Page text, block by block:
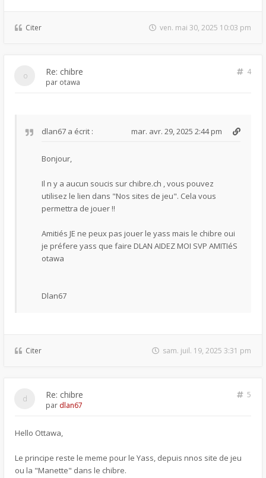
Citer ven. mai 30, 2025 10:03 pm
Re: chibre
4
par otawa
dlan67 a écrit : mar. avr. 29, 2025 2:44 pm
Bonjour,
Il n y a aucun soucis sur chibre.ch , vous pouvez
utilisez le lien dans "Nos sites de jeu". Cela vous
permettra de jouer !!
Amitiés JE ne peux pas jouer le yass mais le chibre oui
je préfere yass que faire DLAN AIDEZ MOI SVP AMITIéS
otawa
Dlan67
Citer sam. juil. 19, 2025 3:31 pm
Re: chibre
5
par dlan67
Hello Ottawa,
Le principe reste le meme pour le Yass, depuis nnos site de jeu
ou la "Manette" dans le chibre.